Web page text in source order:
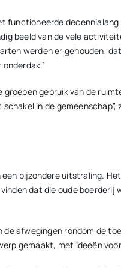
functioneerde
beeld van de vele
werden er gehouden,
groepen gebruik van de
in de
bijzondere uitstraling.
dat die oude boerderij
de afwegingen rondom de
gemaakt, met ideeën